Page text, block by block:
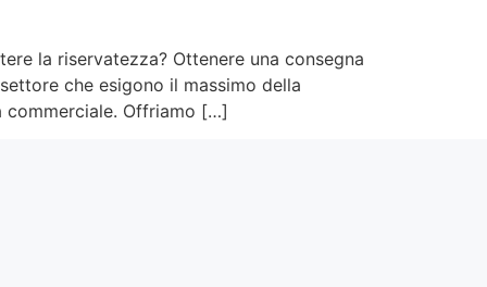
la riservatezza? Ottenere una consegna
che esigono il massimo della
commerciale. Offriamo […]